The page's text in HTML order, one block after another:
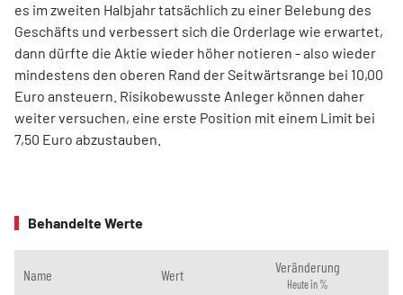
es im zweiten Halbjahr tatsächlich zu einer Belebung des
Geschäfts und verbessert sich die Orderlage wie erwartet,
dann dürfte die Aktie wieder höher notieren - also wieder
mindestens den oberen Rand der Seitwärtsrange bei 10,00
Euro ansteuern. Risikobewusste Anleger können daher
weiter versuchen, eine erste Position mit einem Limit bei
7,50 Euro abzustauben.
Behandelte Werte
Name Wert Veränderung
Heute in %